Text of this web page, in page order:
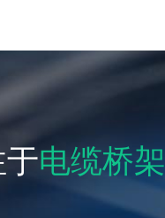
电缆桥架